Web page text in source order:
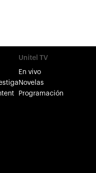
Unitel TV
En vivo
Novelas
Programación